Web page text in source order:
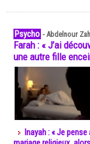
Psycho -Abdelnour
Farah : « J’ai
une autre fille
Inayah : « Je